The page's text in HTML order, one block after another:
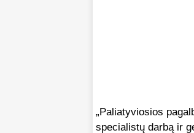
„Paliatyviosios
specialistų darbą ir